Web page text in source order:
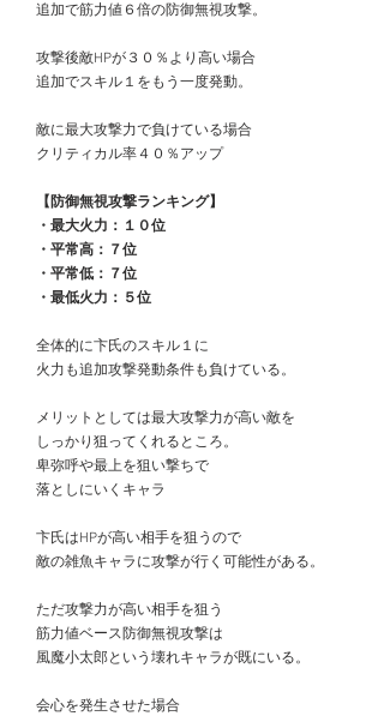
追加で筋力値６倍の防御無視攻撃。
攻撃後敵HPが３０％より高い場合
追加でスキル１をもう一度発動。
敵に最大攻撃力で負けている場合
クリティカル率４０％アップ
【防御無視攻撃ランキング】
・最大火力：１０位
・平常高：７位
・平常低：７位
・最低火力：５位
全体的に卞氏のスキル１に
火力も追加攻撃発動条件も負けている。
メリットとしては最大攻撃力が高い敵を
しっかり狙ってくれるところ。
卑弥呼や最上を狙い撃ちで
落としにいくキャラ
卞氏はHPが高い相手を狙うので
敵の雑魚キャラに攻撃が行く可能性がある。
ただ攻撃力が高い相手を狙う
筋力値ベース防御無視攻撃は
風魔小太郎という壊れキャラが既にいる。
会心を発生させた場合